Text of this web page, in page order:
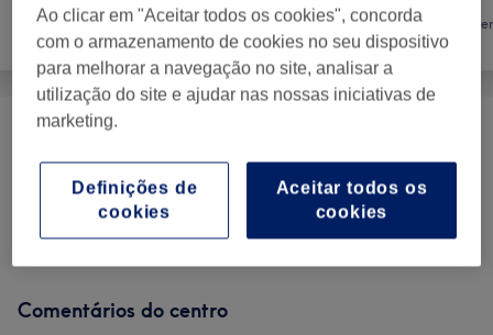
Salão de
Cabeleireiro
Tratamento de
unhas
Mãos (6)
Pedicure E Tratamentos Pés desde € 30
Comentários do centro
Ao clicar em "Aceitar todos os cookies", concorda
com o armazenamento de cookies no seu dispositivo
para melhorar a navegação no site, analisar a
utilização do site e ajudar nas nossas iniciativas de
marketing.
Aceitar todos os
cookies
Definições de
cookies